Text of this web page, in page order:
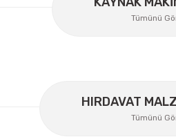
Tümünü
HIRDAVAT
Tümünü